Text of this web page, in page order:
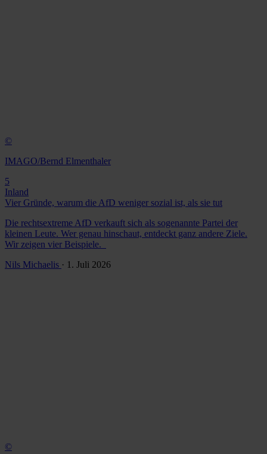
©
IMAGO/Bernd Elmenthaler
5
Inland
Vier Gründe, warum die AfD weniger sozial ist, als sie tut
Die rechtsextreme AfD verkauft sich als sogenannte Partei der
kleinen Leute. Wer genau hinschaut, entdeckt ganz andere Ziele.
Wir zeigen vier Beispiele.
Nils Michaelis · 1. Juli 2026
©